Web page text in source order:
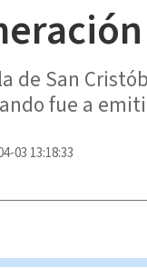
de San
fue a
03 13:18:33